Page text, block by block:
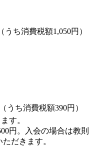
うち消費税額1,050円）
うち消費税額390円）
す。
円。入会の場合は教則
だきます。